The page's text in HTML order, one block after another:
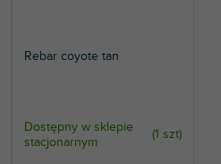
Rebar coyote tan
Dostępny w sklepie
stacjonarnym
(1 szt)